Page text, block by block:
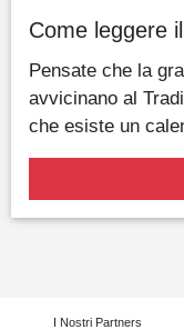
Come leggere
Pensate che la
avvicinano al
che esiste un
I Nostri Partners